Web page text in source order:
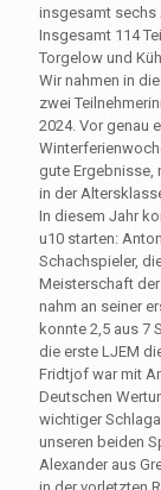
insgesamt sechs
Insgesamt 114
Torgelow und
Wir nahmen in
zwei
2024. Vor genau
gute Ergebnisse,
in der
In diesem Jahr
u10 starten:
Schachspieler,
Meisterschaft
nahm an seiner
konnte 2,5 aus 7
die erste LJEM
Fridtjof war mit
Deutschen
wichtiger
unseren beiden
Alexander aus
in der vorletzten